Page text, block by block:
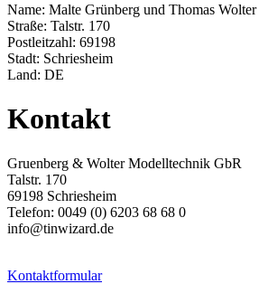
Name: Malte Grünberg und Thomas Wolter
Straße: Talstr. 170
Postleitzahl: 69198
Stadt: Schriesheim
Land: DE
Kontakt
Gruenberg & Wolter Modelltechnik GbR
Talstr. 170
69198 Schriesheim
Telefon: 0049 (0) 6203 68 68 0
info@tinwizard.de
Kontaktformular